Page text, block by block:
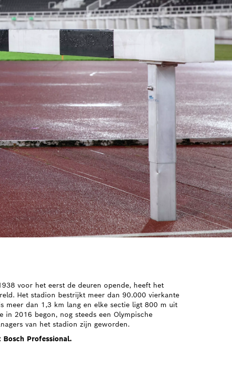
voor het eerst de deuren opende, heeft het
Het stadion bestrijkt meer dan 90.000 vierkante
meer dan 1,3 km lang en elke sectie ligt 800 m uit
in 2016 begon, nog steeds een Olympische
van het stadion zijn geworden.
Professional.